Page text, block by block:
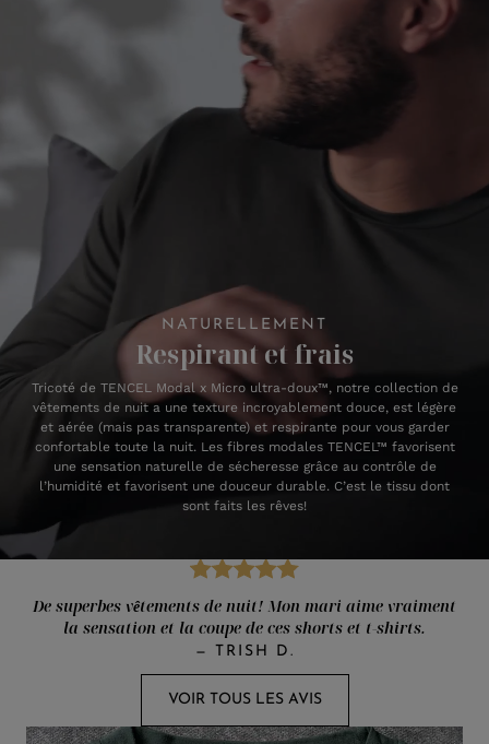
NATURELLEMENT
Respirant et frais
Tricoté de TENCEL Modal x Micro ultra-doux™, notre collection de
vêtements de nuit a une texture incroyablement douce, est légère
et aérée (mais pas transparente) et respirante pour vous garder
confortable toute la nuit. Les fibres modales TENCEL™ favorisent
une sensation naturelle de sécheresse grâce au contrôle de
l’humidité et favorisent une douceur durable. C’est le tissu dont
sont faits les rêves!
De superbes vêtements de nuit! Mon mari aime vraiment
la sensation et la coupe de ces shorts et t-shirts.
— TRISH D.
VOIR TOUS LES AVIS